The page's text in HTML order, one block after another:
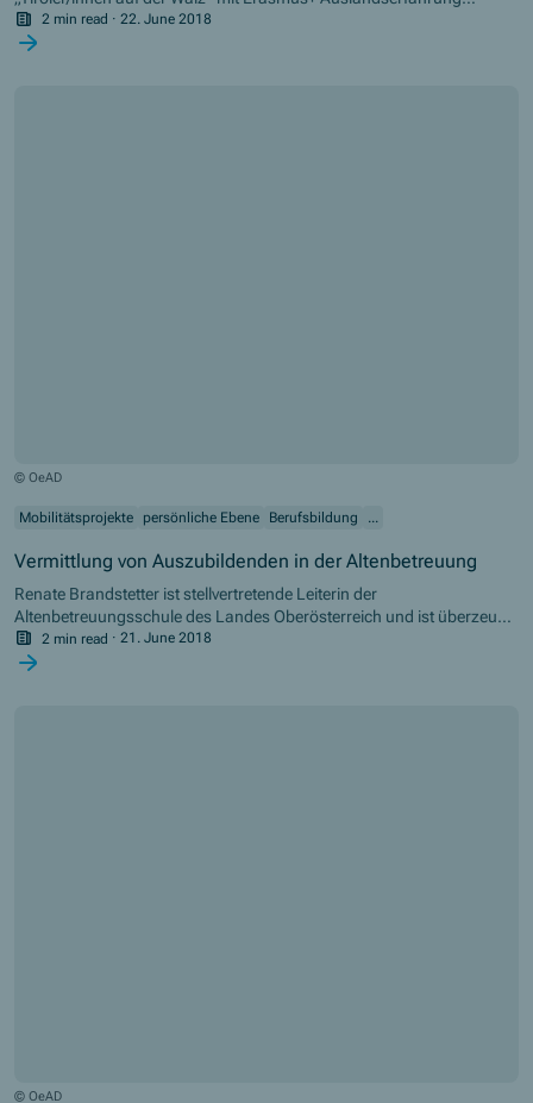
gesammelt. In ihrem Pflichtpraktikum hat sie viel Neues über das
Arbeiten, die Sprache und wie das Leben in einem anderen Land
2 min read · 22. June 2018
© OeAD
Mobilitätsprojekte persönliche Ebene Berufsbildung ...
Vermittlung von Auszubildenden in der Altenbetreuung
Renate Brandstetter ist stellvertretende Leiterin der
Altenbetreuungsschule des Landes Oberösterreich und ist überzeugt,
dass das Erasmus+ Projekt „Vermittlung von Auszubildenden in der
Altenbetreuung – Sammlung Transnationaler Erfahrung in der
2 min read · 21. June 2018
© OeAD